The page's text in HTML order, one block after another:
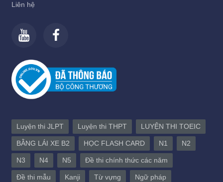
Liên hệ
Luyện thi JLPT Luyện thi THPT LUYỆN THI TOEIC
BẰNG LÁI XE B2 HỌC FLASH CARD N1 N2
N3 N4 N5 Đề thi chính thức các năm
Đề thi mẫu Kanji Từ vựng Ngữ pháp